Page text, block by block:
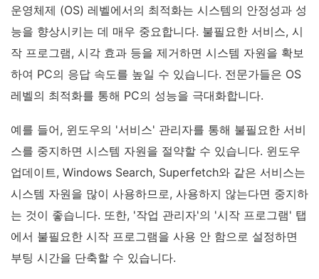
운영체제 (OS) 레벨에서의 최적화는 시스템의 안정성과 성
능을 향상시키는 데 매우 중요합니다. 불필요한 서비스, 시
작 프로그램, 시각 효과 등을 제거하면 시스템 자원을 확보
하여 PC의 응답 속도를 높일 수 있습니다. 전문가들은 OS
레벨의 최적화를 통해 PC의 성능을 극대화합니다.
예를 들어, 윈도우의 '서비스' 관리자를 통해 불필요한 서비
스를 중지하면 시스템 자원을 절약할 수 있습니다. 윈도우
업데이트, Windows Search, Superfetch와 같은 서비스는
시스템 자원을 많이 사용하므로, 사용하지 않는다면 중지하
는 것이 좋습니다. 또한, '작업 관리자'의 '시작 프로그램' 탭
에서 불필요한 시작 프로그램을 사용 안 함으로 설정하면
부팅 시간을 단축할 수 있습니다.